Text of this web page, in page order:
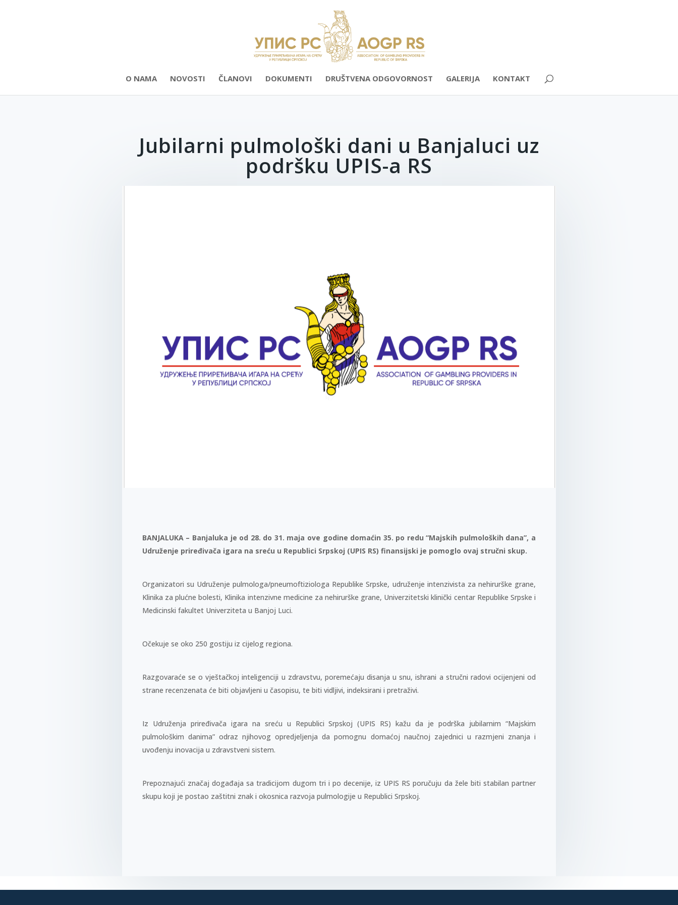
O NAMA NOVOSTI ČLANOVI DOKUMENTI DRUŠTVENA ODGOVORNOST GALERIJA KONTAKT
Jubilarni pulmološki dani u Banjaluci uz
podršku UPIS-a RS
BANJALUKA – Banjaluka je od 28. do 31. maja ove godine domaćin 35. po redu “Majskih pulmoloških dana”, a
Udruženje priređivača igara na sreću u Republici Srpskoj (UPIS RS) finansijski je pomoglo ovaj stručni skup.
Organizatori su Udruženje pulmologa/pneumoftiziologa Republike Srpske, udruženje intenzivista za nehirurške grane,
Klinika za plućne bolesti, Klinika intenzivne medicine za nehirurške grane, Univerzitetski klinički centar Republike Srpske i
Medicinski fakultet Univerziteta u Banjoj Luci.
Očekuje se oko 250 gostiju iz cijelog regiona.
Razgovaraće se o vještačkoj inteligenciji u zdravstvu, poremećaju disanja u snu, ishrani a stručni radovi ocijenjeni od
strane recenzenata će biti objavljeni u časopisu, te biti vidljivi, indeksirani i pretraživi.
Iz Udruženja priređivača igara na sreću u Republici Srpskoj (UPIS RS) kažu da je podrška jubilarnim “Majskim
pulmološkim danima” odraz njihovog opredjeljenja da pomognu domaćoj naučnoj zajednici u razmjeni znanja i
uvođenju inovacija u zdravstveni sistem.
Prepoznajući značaj događaja sa tradicijom dugom tri i po decenije, iz UPIS RS poručuju da žele biti stabilan partner
skupu koji je postao zaštitni znak i okosnica razvoja pulmologije u Republici Srpskoj.